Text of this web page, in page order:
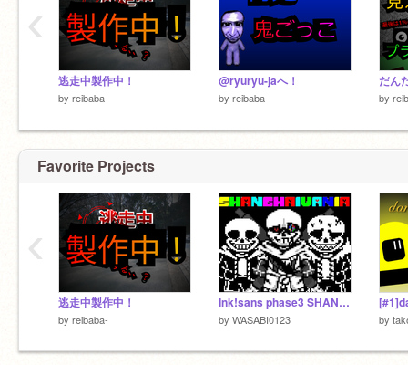
逃走中製作中！
by reibaba-
@ryuryu-jaへ！
by reibaba- by
‹
Favorite Projects
逃走中製作中！
by reibaba-
Ink!sans phase3 SHANGHAIVANIA by ◆WASABI0123◆[アンダーテールAU]
by WASABI0123 by
‹